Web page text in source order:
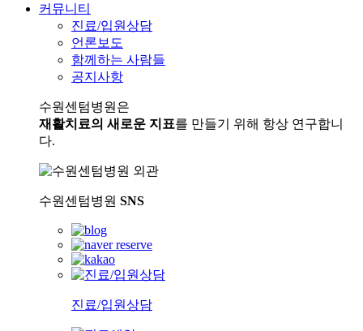
커뮤니티
진료/입원상담
언론보도
함께하는 사람들
공지사항
수원센텀병원은
재활치료의 새로운 지표를 만들기 위해 항상 연구합니
다.
수원센텀병원 SNS
진료/입원상담